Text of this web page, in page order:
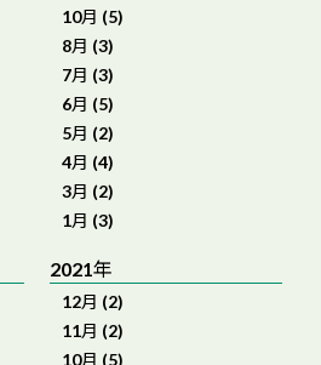
10月 (5)
8月 (3)
7月 (3)
6月 (5)
5月 (2)
4月 (4)
3月 (2)
1月 (3)
2021年
12月 (2)
11月 (2)
10月 (5)